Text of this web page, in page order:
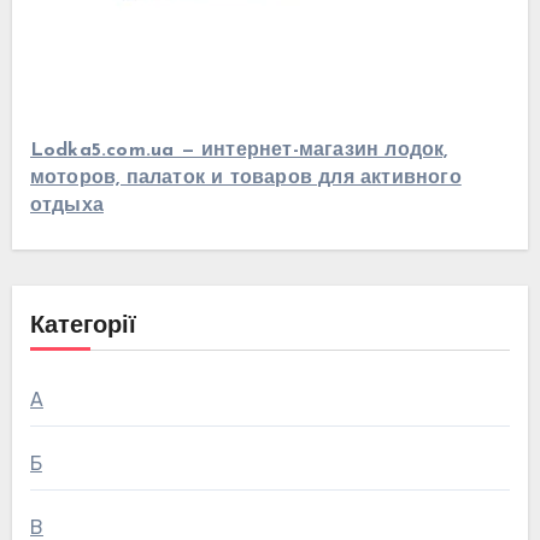
Lodka5.com.ua — интернет-магазин лодок,
моторов, палаток и товаров для активного
отдыха
Категорії
А
Б
В